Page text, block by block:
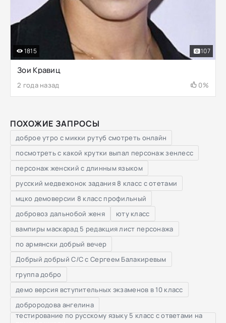
Зои Кравиц
2 года назад 0%
1815 107
ПОХОЖИЕ ЗАПРОСЫ
доброе утро с микки рутуб смотреть онлайн
посмотреть с какой крутки выпал персонаж зенлесс
персонаж женский с длинным языком
русский медвежонок задания 8 класс с отетами
мцко демоверсии 8 класс профильный
добровоз дальнобой женя
юту класс
вампиры маскарад 5 редакция лист персонажа
по армянски добрый вечер
Добрый добрый C/C с Сергеем Балакиревым
группа добро
демо версия вступительных экзаменов в 10 класс
доброродова ангелина
тестирование по русскому языку 5 класс с ответами на